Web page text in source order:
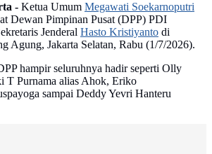
- Ketua Umum Megawati Soekarnoputri
Dewan Pimpinan Pusat (DPP) PDI
Jenderal Hasto Kristiyanto di
Agung, Jakarta Selatan, Rabu (1/7/2026).
hampir seluruhnya hadir seperti Olly
T Purnama alias Ahok, Eriko
sampai Deddy Yevri Hanteru